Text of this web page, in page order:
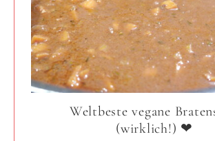
Weltbeste vegane
(wirklich!) ❤